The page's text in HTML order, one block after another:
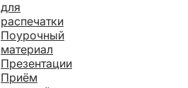
для
распечатки
Поурочный
материал
Презентации
Приём